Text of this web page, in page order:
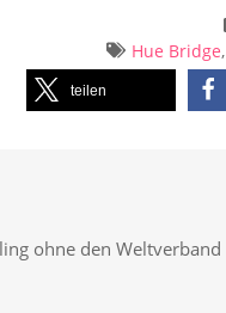
Hue Bridge,
teilen
ohne den Weltverband